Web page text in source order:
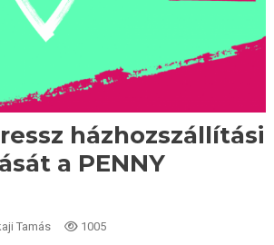
házhozszállítási
a PENNY
Tamás 1005